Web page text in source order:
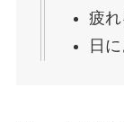
疲
日